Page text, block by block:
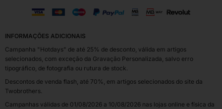
INFORMAÇÕES ADICIONAIS
Campanha "Hotdays" de até 25% de desconto, válida em artigos
selecionados, com exceção da Gravação Personalizada, salvo erro
tipográfico, de fotografia ou rutura de stock.
Descontos de venda flash, até 70%, em artigos selecionados do site da
Twobrothers.
Campanhas válidas de 01/08/2026 a 10/08/2026 nas lojas online e física da